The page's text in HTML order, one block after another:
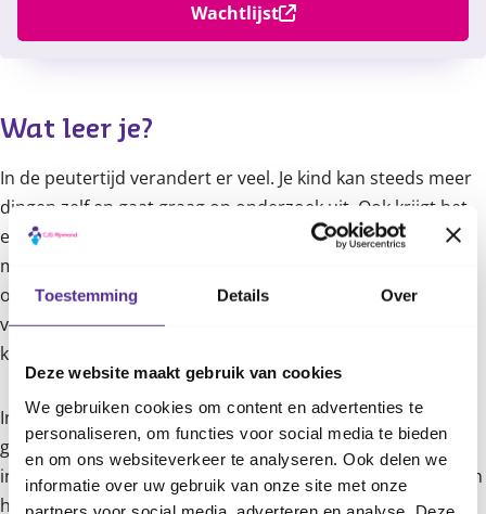
Toestemming Details Over
Deze website maakt gebruik van cookies
We gebruiken cookies om content en advertenties te
personaliseren, om functies voor social media te bieden
en om ons websiteverkeer te analyseren. Ook delen we
informatie over uw gebruik van onze site met onze
Wachtlijst
Wat leer je?
In de peutertijd verandert er veel. Je kind kan steeds meer
dingen zelf en gaat graag op onderzoek uit. Ook krijgt het
een duidelijke eigen wil. Daar moet je als ouder in
meegroeien, maar dat is niet altijd even makkelijk. Veel
ouders vinden het prettig om hierover met andere ouders
van gedachten te wisselen en er meer informatie over te
krijgen. Jij ook?
In meerdere bijeenkomsten ontmoet je andere ouders en
gaan jullie samen met een cursusleider aan slag. Je krijgt
informatie over de ontwikkeling van peuters, we bespreken
hoe je kunt reageren op gedrag dat je leuk of juist lastig